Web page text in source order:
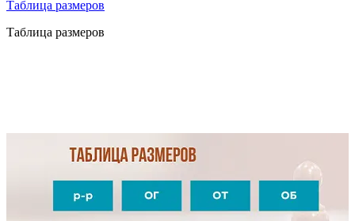
Таблица размеров
Таблица размеров